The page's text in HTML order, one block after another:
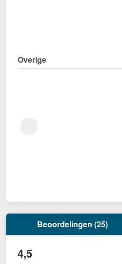
Overige
Beoordelingen (25)
4,5